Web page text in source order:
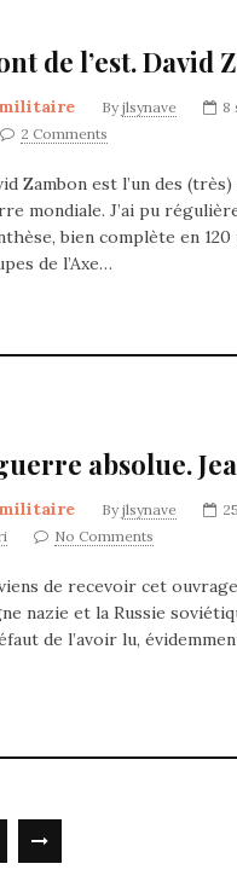
de l’est. David
By jlsynave 8
2 Comments
Zambon est l’un des
mondiale. J’ai pu
bien complète en 120
de l’Axe…
absolue.
By jlsynave
No Comments
de recevoir cet
nazie et la Russie
de l’avoir lu,